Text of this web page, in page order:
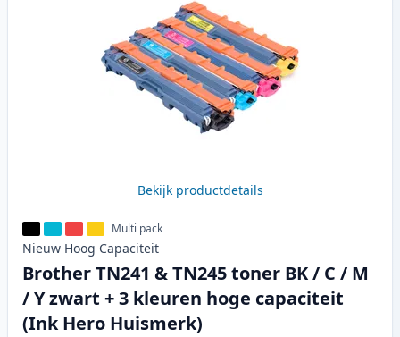
Bekijk productdetails
Multi pack
Nieuw Hoog Capaciteit
Brother TN241 & TN245 toner BK / C / M
/ Y zwart + 3 kleuren hoge capaciteit
(Ink Hero Huismerk)